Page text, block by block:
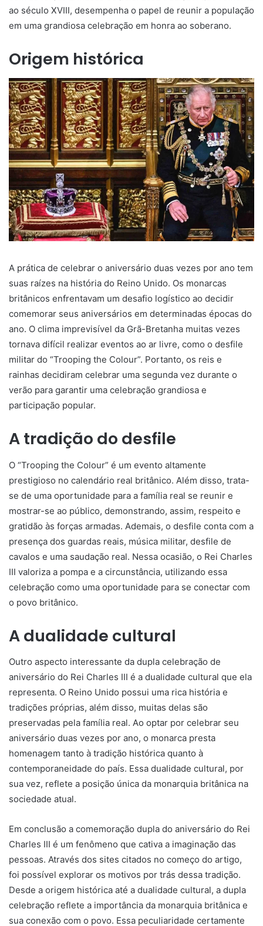
ao século XVIII, desempenha o papel de reunir a população
em uma grandiosa celebração em honra ao soberano.
Origem histórica
A prática de celebrar o aniversário duas vezes por ano tem
suas raízes na história do Reino Unido. Os monarcas
britânicos enfrentavam um desafio logístico ao decidir
comemorar seus aniversários em determinadas épocas do
ano. O clima imprevisível da Grã-Bretanha muitas vezes
tornava difícil realizar eventos ao ar livre, como o desfile
militar do “Trooping the Colour”. Portanto, os reis e
rainhas decidiram celebrar uma segunda vez durante o
verão para garantir uma celebração grandiosa e
participação popular.
A tradição do desfile
O “Trooping the Colour” é um evento altamente
prestigioso no calendário real britânico. Além disso, trata-
se de uma oportunidade para a família real se reunir e
mostrar-se ao público, demonstrando, assim, respeito e
gratidão às forças armadas. Ademais, o desfile conta com a
presença dos guardas reais, música militar, desfile de
cavalos e uma saudação real. Nessa ocasião, o Rei Charles
III valoriza a pompa e a circunstância, utilizando essa
celebração como uma oportunidade para se conectar com
o povo britânico.
A dualidade cultural
Outro aspecto interessante da dupla celebração de
aniversário do Rei Charles III é a dualidade cultural que ela
representa. O Reino Unido possui uma rica história e
tradições próprias, além disso, muitas delas são
preservadas pela família real. Ao optar por celebrar seu
aniversário duas vezes por ano, o monarca presta
homenagem tanto à tradição histórica quanto à
contemporaneidade do país. Essa dualidade cultural, por
sua vez, reflete a posição única da monarquia britânica na
sociedade atual.
Em conclusão a comemoração dupla do aniversário do Rei
Charles III é um fenômeno que cativa a imaginação das
pessoas. Através dos sites citados no começo do artigo,
foi possível explorar os motivos por trás dessa tradição.
Desde a origem histórica até a dualidade cultural, a dupla
celebração reflete a importância da monarquia britânica e
sua conexão com o povo. Essa peculiaridade certamente